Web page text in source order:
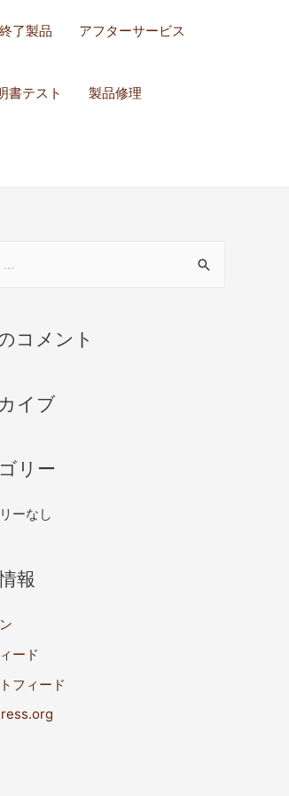
了製品 アフターサービス
書テスト 製品修理
コメント
イブ
リー
ーなし
報
ード
フィード